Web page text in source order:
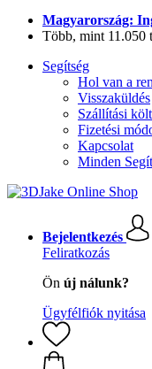
Magyarország:
Több, mint 11.050
Segítség
Hol van a
Visszaküldés
Szállítási
Fizetési
Kapcsolat
Minden
Bejelentkezés
Feliratkozás
Ön új nálunk?
Ügyfélfiók nyitása